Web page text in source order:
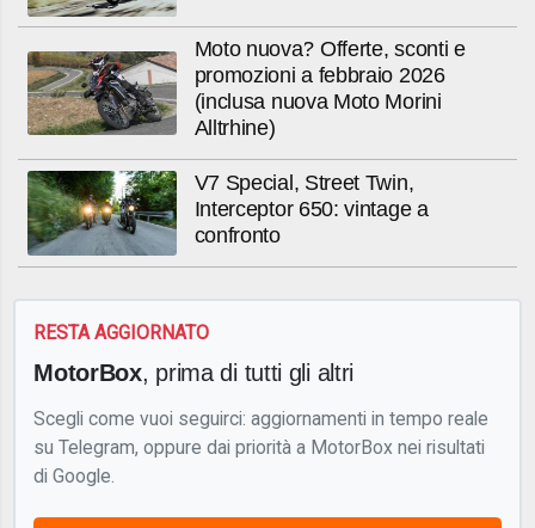
Moto nuova? Offerte, sconti e
promozioni a febbraio 2026
(inclusa nuova Moto Morini
Alltrhine)
V7 Special, Street Twin,
Interceptor 650: vintage a
confronto
RESTA AGGIORNATO
MotorBox, prima di tutti gli altri
Scegli come vuoi seguirci: aggiornamenti in tempo reale
su Telegram, oppure dai priorità a MotorBox nei risultati
di Google.